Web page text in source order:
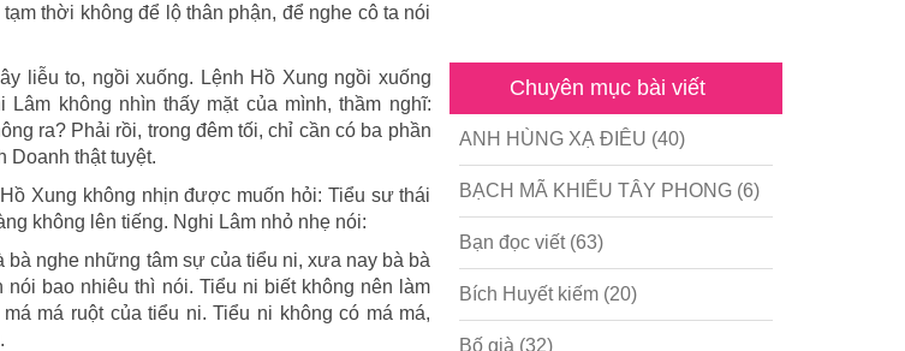
thời không để lộ thân phận, để nghe cô ta nói
liễu to, ngồi xuống. Lệnh Hồ Xung ngồi xuống
không nhìn thấy mặt của mình, thầm nghĩ:
ra? Phải rồi, trong đêm tối, chỉ cần có ba phần
Doanh thật tuyệt.
Xung không nhịn được muốn hỏi: Tiểu sư thái
không lên tiếng. Nghi Lâm nhỏ nhẹ nói:
nghe những tâm sự của tiểu ni, xưa nay bà bà
bao nhiêu thì nói. Tiểu ni biết không nên làm
má ruột của tiểu ni. Tiểu ni không có má má,
Chuyên mục bài viết
ANH HÙNG XẠ ĐIÊU (40)
BẠCH MÃ KHIẾU TÂY PHONG(6)
Bạn đọc viết(63)
Bích Huyết kiếm(20)
Bố già (32)